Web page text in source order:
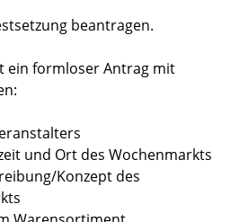
beantragen.
ein formloser Antrag mit
und Ort des Wochenmarkts
Konzept des